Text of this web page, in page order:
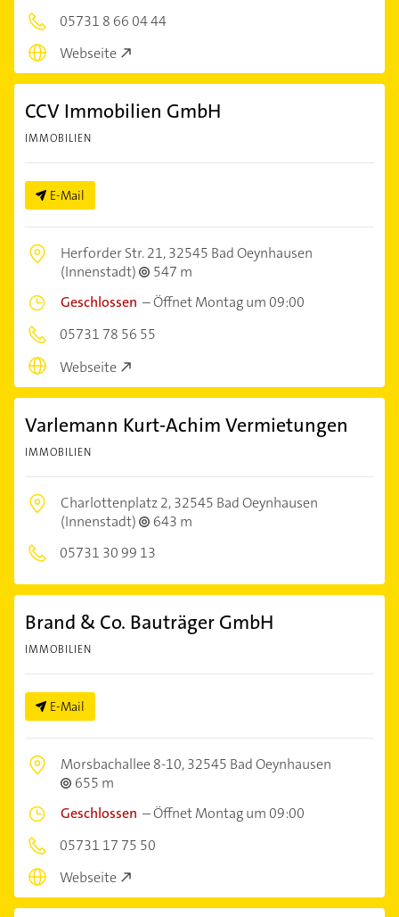
05731 8 66 04 44
Webseite
CCV Immobilien GmbH
IMMOBILIEN
E-Mail
Herforder Str. 21,32545 Bad Oeynhausen
(Innenstadt)
547 m
Geschlossen –Öffnet Montag um 09:00
05731 78 56 55
Webseite
Varlemann Kurt-Achim Vermietungen
IMMOBILIEN
Charlottenplatz 2,32545 Bad Oeynhausen
(Innenstadt)
643 m
05731 30 99 13
Brand & Co. Bauträger GmbH
IMMOBILIEN
E-Mail
Morsbachallee 8-10,32545 Bad Oeynhausen
655 m
Geschlossen –Öffnet Montag um 09:00
05731 17 75 50
Webseite